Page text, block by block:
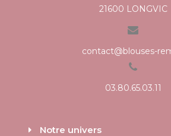
21600 LONGVIC
contact@blouses-
03.80.65.03.11
Notre univers